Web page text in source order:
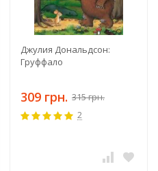
Джулия Дональдсон:
Груффало
309 грн. 315 грн.
2